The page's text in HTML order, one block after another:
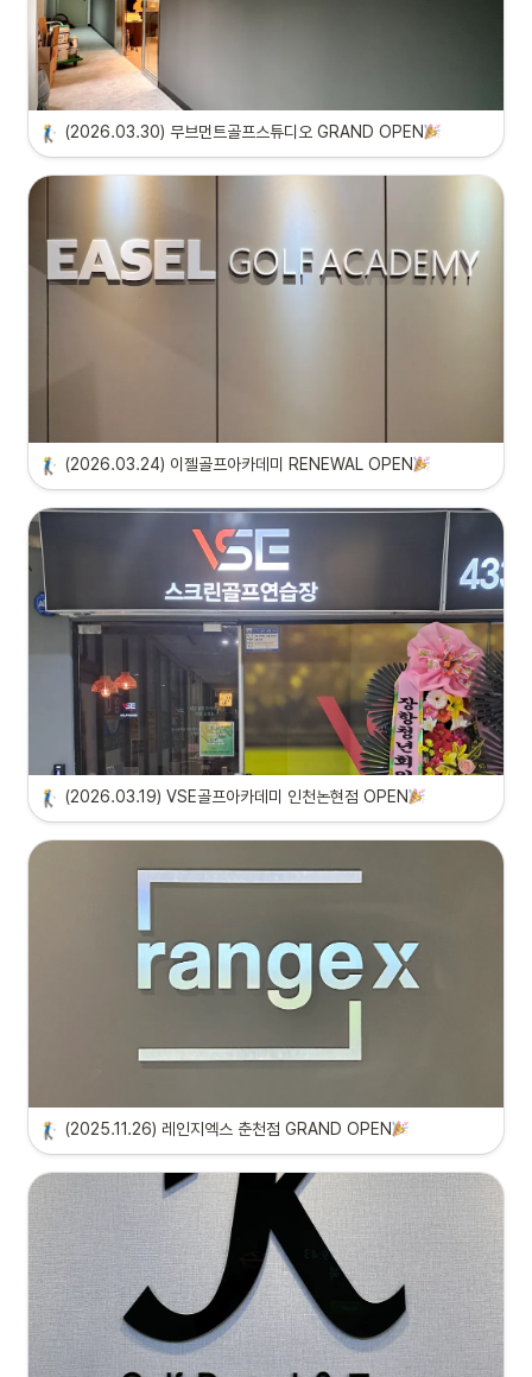
(2026.03.30) 무브먼트골프스튜디오 GRAND OPEN
(2026.03.24) 이젤골프아카데미 RENEWAL OPEN
(2026.03.19) VSE골프아카데미 인천논현점 OPEN
(2025.11.26) 레인지엑스 춘천점 GRAND OPEN